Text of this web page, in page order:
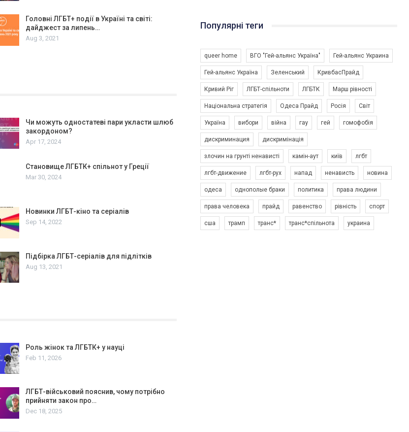
Головні ЛГБТ+ події в Україні та світі:
дайджест за липень…
Aug 3, 2021
Чи можуть одностатеві пари укласти шлюб
закордоном?
Apr 17, 2024
Становище ЛГБТК+ спільнот у Греції
Mar 30, 2024
Новинки ЛГБТ-кіно та серіалів
Sep 14, 2022
Підбірка ЛГБТ-серіалів для підлітків
Aug 13, 2021
Роль жінок та ЛГБТК+ у науці
Feb 11, 2026
ЛГБТ-військовий пояснив, чому потрібно
прийняти закон про…
Dec 18, 2025
Популярні теги
queer home ВГО "Гей-альянс Україна" Гей-альянс Украина
Гей-альянс Україна Зеленський КривбасПрайд
Кривий Ріг ЛГБТ-спільноти ЛГБТК Марш рівності
Національна стратегія Одеса Прайд Росія Світ
Україна вибори війна гау гей гомофобія
дискриминация дискримінація
злочин на грунті ненависті камін-аут київ лгбт
лгбт-движение лгбт-рух напад ненависть новина
одеса однополые браки политика права людини
права человека прайд равенство рівність спорт
сша трамп транс* транс*спільнота украина